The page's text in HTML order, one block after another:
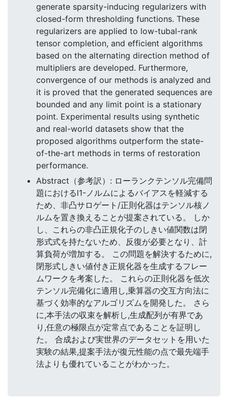
generate sparsity-inducing regularizers with
closed-form thresholding functions. These
regularizers are applied to low-tubal-rank
tensor completion, and efficient algorithms
based on the alternating direction method of
multipliers are developed. Furthermore,
convergence of our methods is analyzed and
it is proved that the generated sequences are
bounded and any limit point is a stationary
point. Experimental results using synthetic
and real-world datasets show that the
proposed algorithms outperform the state-
of-the-art methods in terms of restoration
performance.
Abstract（参考訳）: ローランクテンソル完備問
題におけるl1-ノルムによるバイアスを軽減する
ため、非凸サロゲート/正則化器はテンソル核ノ
ルムを置き換えることが提案されている。 しか
し、これらの非凸正規化子のしきい値関数は閉
形式式を持たないため、反復が必要となり、計
算負荷が増加する。 この問題を解決するために,
閉形式しきい値付き正規化器を生成するフレー
ムワークを考案した。 これらの正則化器を低次
テンソル完備化に適用し,乗算器の交互方向法に
基づく効率的なアルゴリズムを開発した。 さら
に,本手法の収束を解析し,生成配列が有界であ
り,任意の極限点が定常点であることを証明し
た。 合成および実世界のデータセットを用いた
実験の結果,提案手法が復元性能の点で最先端手
法よりも優れていることがわかった。